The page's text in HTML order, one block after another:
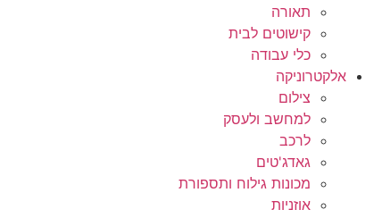
תאורה
קישוטים לבית
כלי עבודה
אלקטרוניקה
צילום
למחשב ולעסק
לרכב
גאדג'טים
מכונות גילוח ותספורת
אוזניות